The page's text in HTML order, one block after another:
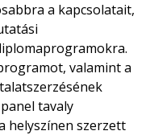
a kapcsolatait,
valamint a
tavaly
helyszínen szerzett